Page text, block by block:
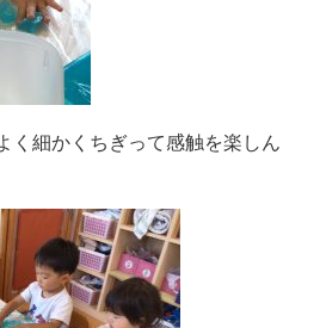
く細かくちぎって感触を楽しん